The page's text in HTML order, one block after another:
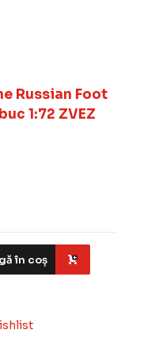
Russian Foot
1:72 ZVEZ
în coș